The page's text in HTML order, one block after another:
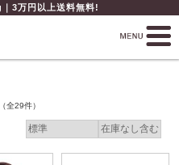
3万円以上送料無料!
（全29件）